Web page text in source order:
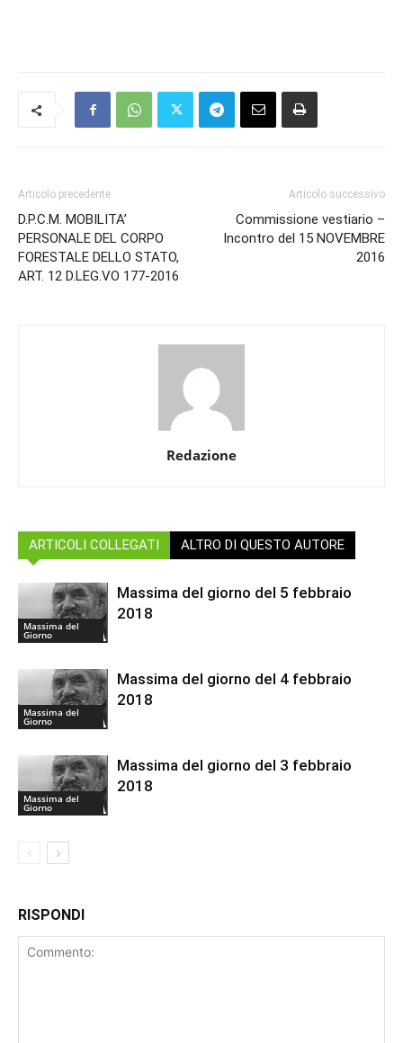
Articolo precedente
D.P.C.M. MOBILITA’
PERSONALE DEL CORPO
FORESTALE DELLO STATO,
ART. 12 D.LEG.VO 177-2016
Articolo successivo
Commissione vestiario –
Incontro del 15 NOVEMBRE
2016
Redazione
ARTICOLI COLLEGATI ALTRO DI QUESTO AUTORE
Massima del
Giorno
Massima del giorno del 5 febbraio
2018
Massima del
Giorno
Massima del giorno del 4 febbraio
2018
Massima del
Giorno
Massima del giorno del 3 febbraio
2018
RISPONDI